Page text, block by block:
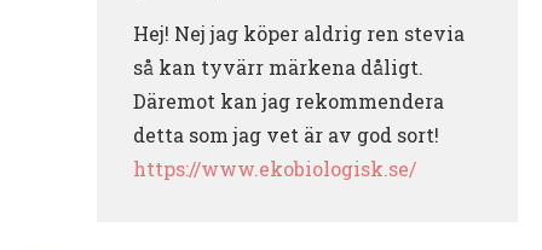
Hej! Nej jag köper aldrig ren stevia
så kan tyvärr märkena dåligt.
Däremot kan jag rekommendera
detta som jag vet är av god sort!
https://www.ekobiologisk.se/